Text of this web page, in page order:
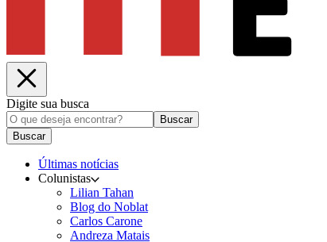
Digite sua busca
Buscar
Buscar
Últimas notícias
Colunistas
Lilian Tahan
Blog do Noblat
Carlos Carone
Andreza Matais